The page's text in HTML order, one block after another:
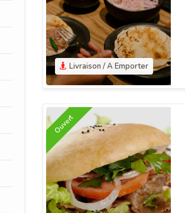
Livraison / A Emporter
Ouvert